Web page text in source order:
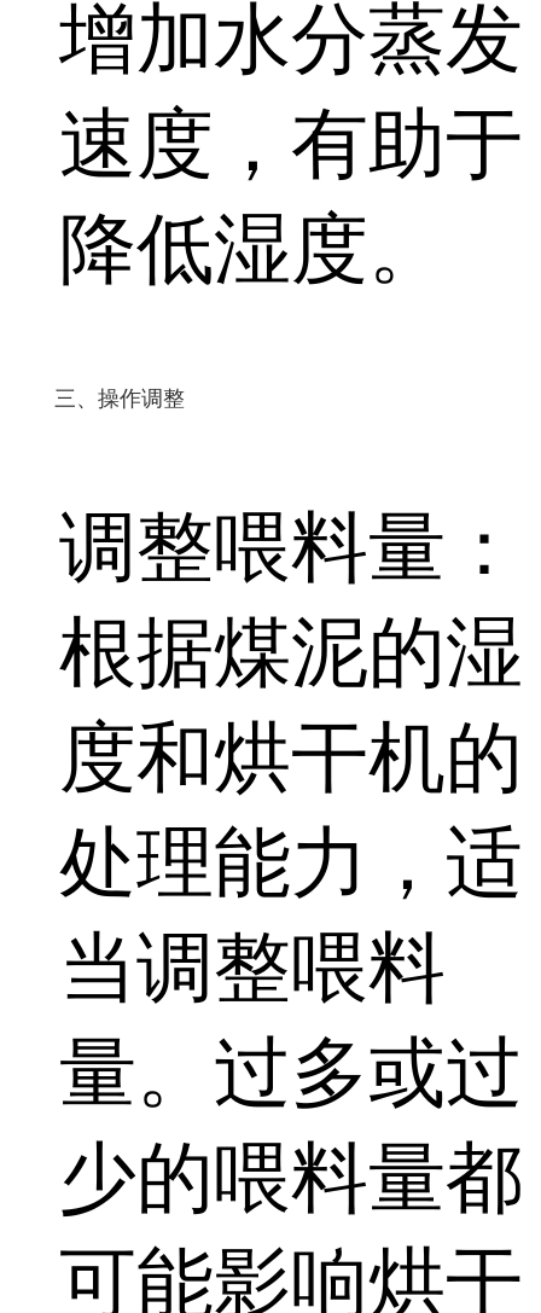
增加水分蒸发
速度，有助于
降低湿度。
三、操作调整
调整喂料量：
根据煤泥的湿
度和烘干机的
处理能力，适
当调整喂料
量。过多或过
少的喂料量都
可能影响烘干